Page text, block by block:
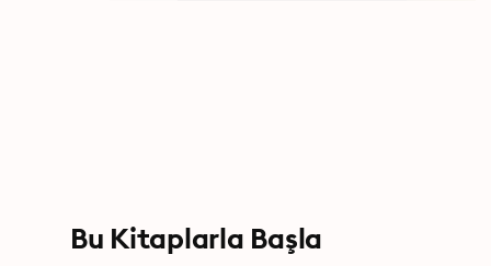
Bu Kitaplarla Başla